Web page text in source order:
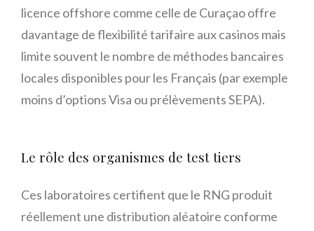
licence offshore comme celle de Curaçao offre
davantage de flexibilité tarifaire aux casinos mais
limite souvent le nombre de méthodes bancaires
locales disponibles pour les Français (par exemple
moins d’options Visa ou prélèvements SEPA).
Le rôle des organismes de test tiers
Ces laboratoires certifient que le RNG produit
réellement une distribution aléatoire conforme